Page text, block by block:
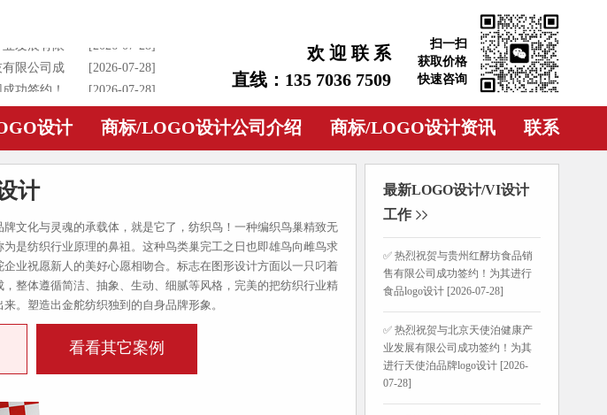
发展有限
牌logo设计
有限公司成
设计
[2026-07-28]
功签约！
[2026-07-28]
公司成功
[2026-02-23]
欢 迎 联 系
直线：135 7036 7509
扫一扫
获取价格
快速咨询
设计 商标/LOGO设计公司介绍 商标/LOGO设计资讯 联系
最新LOGO设计/VI设计
工作
✅ 热烈祝贺与贵州红酵坊食品销
售有限公司成功签约！为其进行
食品logo设计 [2026-07-28]
✅ 热烈祝贺与北京天使泊健康产
业发展有限公司成功签约！为其
进行天使泊品牌logo设计 [2026-
07-28]
计
文化与灵魂的承载体，就是它了，纺织鸟！一种编织鸟巢精致无
为是纺织行业原理的鼻祖。这种鸟类巢完工之日也即雄鸟向雌鸟求
业祝愿新人的美好心愿相吻合。标志在图形设计方面以一只叼着
整体遵循简洁、抽象、生动、细腻等风格，完美的把纺织行业精
。塑造出金舵纺织独到的自身品牌形象。
看看其它案例